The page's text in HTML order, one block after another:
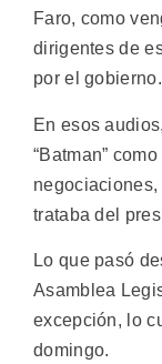
Faro, como
dirigentes de
por el gobierno.
En esos
“Batman”
trataba del
Lo que pasó
Asamblea
excepción, lo
domingo.